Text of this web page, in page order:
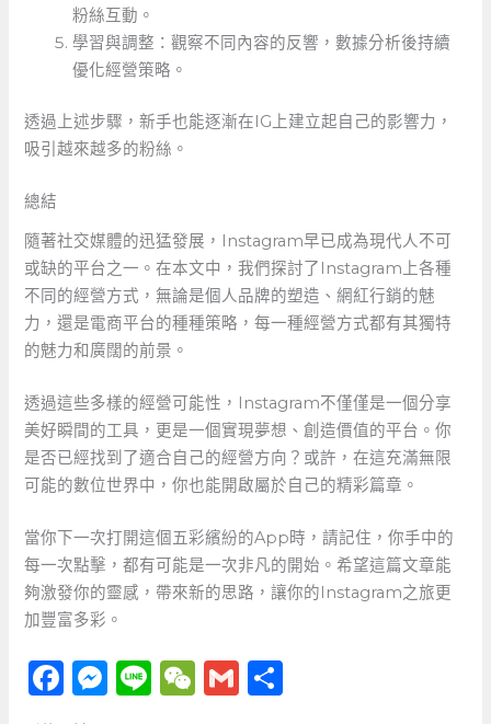
粉絲互動。
學習與調整：觀察不同內容的反響，數據分析後持續
優化經營策略。
透過上述步驟，新手也能逐漸在IG上建立起自己的影響力，
吸引越來越多的粉絲。 ⁢
總結
隨著社交媒體的迅猛發展，Instagram早已成為現代人不可
或缺的平台之一。在本文中，我們探討了Instagram上各種
不同的經營方式，無論是個人品牌的塑造、網紅行銷的魅
力，還是電商平台的種種策略，每一種經營方式都有其獨特
的魅力和廣闊的前景。
透過這些多樣的經營可能性，Instagram不僅僅是一個分享
美好瞬間的工具，更是一個實現夢想、創造價值的平台。你
是否已經找到了適合自己的經營方向？或許，在這充滿無限
可能的數位世界中，你也能開啟屬於自己的精彩篇章。
當你下一次打開這個五彩繽紛的App時，請記住，你手中的
每一次點擊，都有可能是一次非凡的開始。希望這篇文章能
夠激發你的靈感，帶來新的思路，讓你的Instagram之旅更
加豐富多彩。
F
a
M Li W G